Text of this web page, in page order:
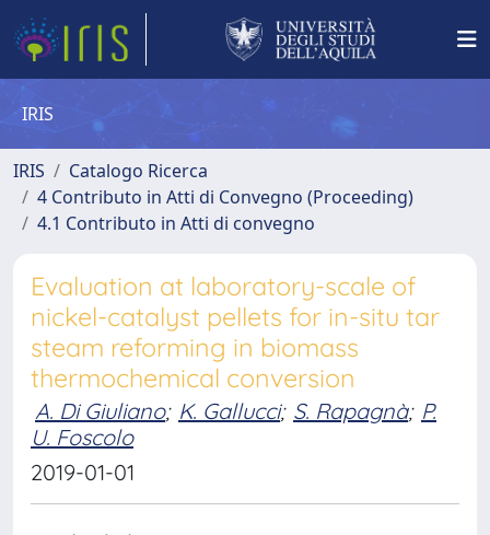
IRIS
IRIS
Catalogo Ricerca
4 Contributo in Atti di Convegno (Proceeding)
4.1 Contributo in Atti di convegno
Evaluation at laboratory-scale of
nickel-catalyst pellets for in-situ tar
steam reforming in biomass
thermochemical conversion
A. Di Giuliano; K. Gallucci; S. Rapagnà; P.
U. Foscolo
2019-01-01